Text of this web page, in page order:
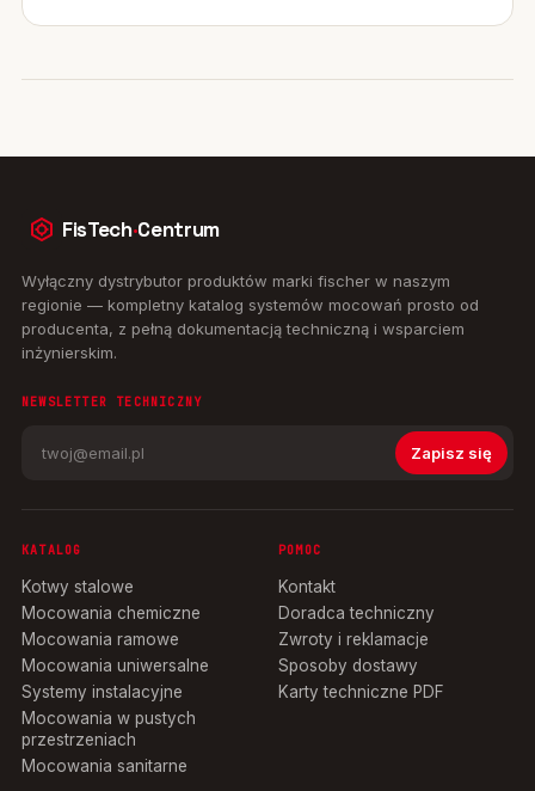
FisTech·Centrum
Wyłączny dystrybutor produktów marki fischer w naszym
regionie — kompletny katalog systemów mocowań prosto od
producenta, z pełną dokumentacją techniczną i wsparciem
inżynierskim.
NEWSLETTER TECHNICZNY
Zapisz się
KATALOG
Kotwy stalowe
Mocowania chemiczne
Mocowania ramowe
Mocowania uniwersalne
Systemy instalacyjne
Mocowania w pustych
przestrzeniach
Mocowania sanitarne
POMOC
Kontakt
Doradca techniczny
Zwroty i reklamacje
Sposoby dostawy
Karty techniczne PDF